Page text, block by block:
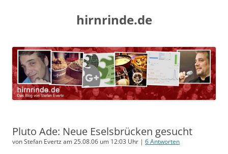
hirnrinde.de
Pluto Ade: Neue Eselsbrücken gesucht
von Stefan Evertz am 25.08.06 um 12:03 Uhr | 6 Antworten